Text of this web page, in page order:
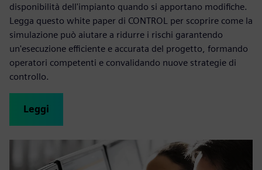
disponibilità dell'impianto quando si apportano modifiche.
Legga questo white paper di CONTROL per scoprire come la
simulazione può aiutare a ridurre i rischi garantendo
un'esecuzione efficiente e accurata del progetto, formando
operatori competenti e convalidando nuove strategie di
controllo.
Leggi